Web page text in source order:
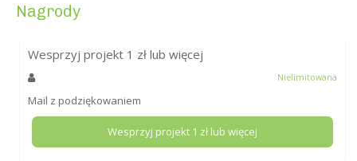
Nagrody
Wesprzyj projekt 1 zł lub więcej
Nielimitowana
Mail z podziękowaniem
Wesprzyj projekt 1 zł lub więcej